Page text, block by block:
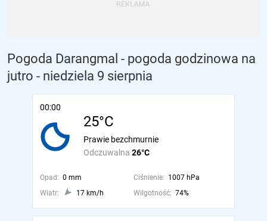
Pogoda Darangmal - pogoda godzinowa na
jutro - niedziela 9 sierpnia
00:00
25°C
Odczuwalna 26°C
Prawie bezchmurnie
Opad: 0 mm Ciśnienie: 1007 hPa
Wiatr:
17 km/h Wilgotność: 74%